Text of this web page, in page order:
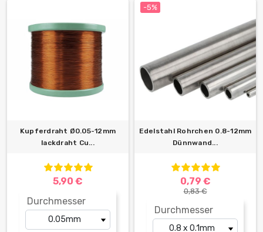
Kupferdraht Ø0.05-12mm
lackdraht Cu...
5,90 €
Durchmesser
-5%
Edelstahl Rohrchen 0.8-12mm
Dünnwand...
0,79 €
0,83 €
Durchmesser